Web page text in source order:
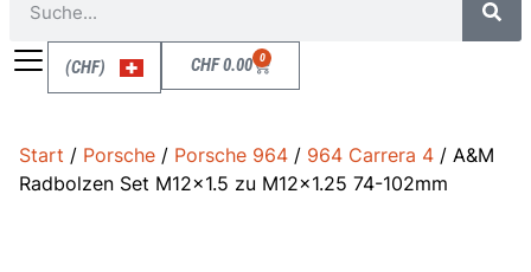
(CHF) CHF0.00 0
Start / Porsche / Porsche 964 / 964 Carrera 4 / A&M
Radbolzen Set M12x1.5 zu M12x1.25 74-102mm